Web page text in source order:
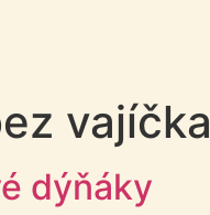
vajíčka
dýňáky